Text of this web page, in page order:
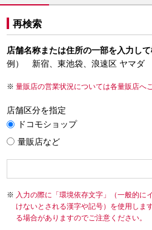
再検索
店舗名称または住所の一部を入力し
例） 新宿、東池袋、浪速区 ヤマダ
量販店の営業状況については各量販店へ
店舗区分を指定
ドコモショップ
量販店など
入力の際に「環境依存文字」（一般的に
けないとされる漢字や記号）を使用しま
る場合がありますのでご注意ください。